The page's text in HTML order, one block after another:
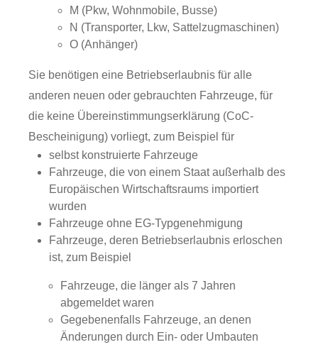
M (Pkw, Wohnmobile, Busse)
N (Transporter, Lkw, Sattelzugmaschinen)
O (Anhänger)
Sie benötigen eine Betriebserlaubnis für alle
anderen neuen oder gebrauchten Fahrzeuge, für
die keine Übereinstimmungserklärung (CoC-
Bescheinigung) vorliegt, zum Beispiel für
selbst konstruierte Fahrzeuge
Fahrzeuge, die von einem Staat außerhalb des
Europäischen Wirtschaftsraums importiert
wurden
Fahrzeuge ohne EG-Typgenehmigung
Fahrzeuge, deren Betriebserlaubnis erloschen
ist, zum Beispiel
Fahrzeuge, die länger als 7 Jahren
abgemeldet waren
Gegebenenfalls Fahrzeuge, an denen
Änderungen durch Ein- oder Umbauten